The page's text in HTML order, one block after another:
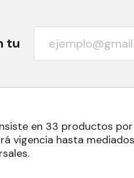
tu
en 33 productos
vigencia hasta